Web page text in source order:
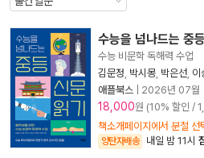
수능을 넘나드는 중
수능 비문학 독해력 수업
김문정 박시몽 박은선 이
애플북스
2026년 07월
18,000원 (10% 할인 /
책소개페이지에서 분철 선
양탄자배송 내일 밤 11시